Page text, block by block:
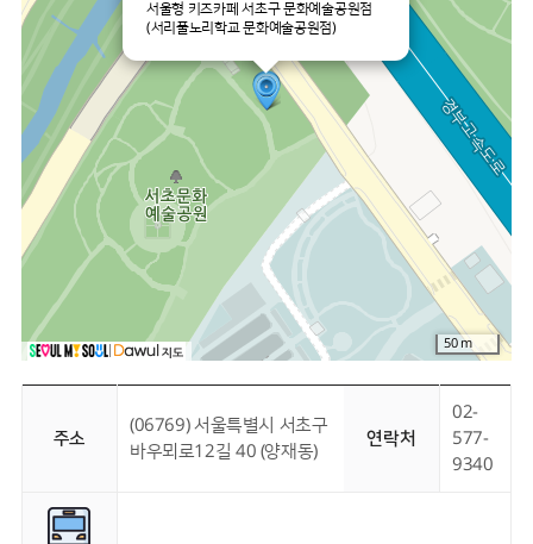
서울형 키즈카페 서초구 문화예술공원점
(서리풀노리학교 문화예술공원점)
50 m
주소
(06769) 서울특별시 서초구
바우뫼로12길 40 (양재동)
연락처
02-
577-
9340